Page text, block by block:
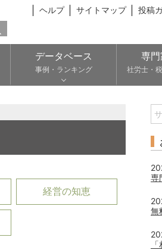
ヘルプ サイトマップ 投稿
データベース
事例・ランキング
専
社労士・
経営の知恵
専
無